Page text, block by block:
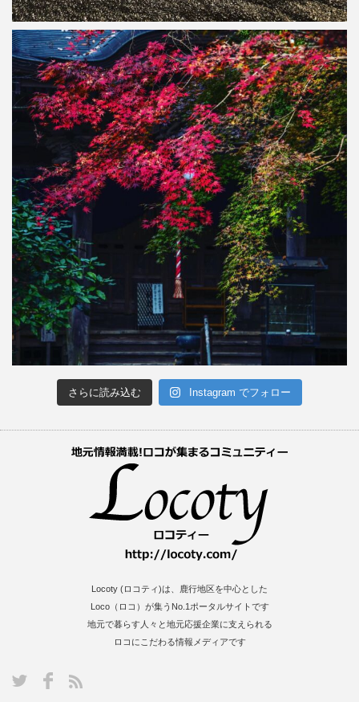
さらに読み込む Instagram でフォロー
Locoty (ロコティ)は、鹿行地区を中心とした
Loco（ロコ）が集うNo.1ポータルサイトです
地元で暮らす人々と地元応援企業に支えられる
ロコにこだわる情報メディアです